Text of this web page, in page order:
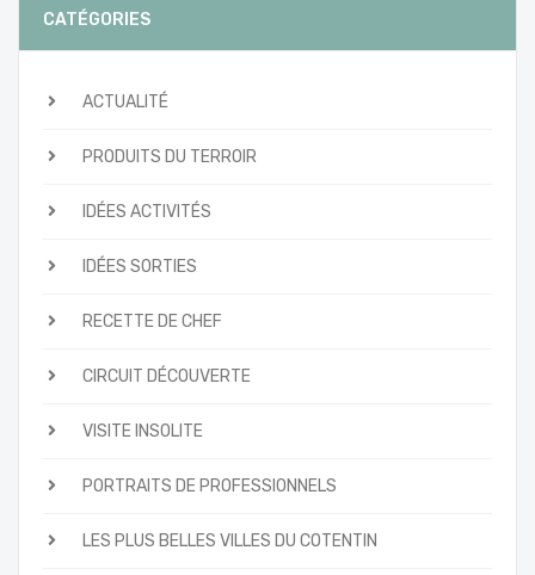
CATÉGORIES
ACTUALITÉ
PRODUITS DU TERROIR
IDÉES ACTIVITÉS
IDÉES SORTIES
RECETTE DE CHEF
CIRCUIT DÉCOUVERTE
VISITE INSOLITE
PORTRAITS DE PROFESSIONNELS
LES PLUS BELLES VILLES DU COTENTIN